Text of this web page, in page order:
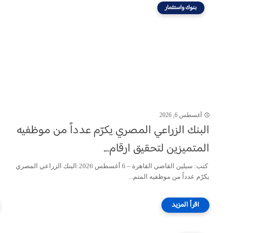
بنوك واستثمار
أغسطس 6, 2026
البنك الزراعي المصري يكرّم عدداً من موظفيه
المتميزين لتحقيق ارقام...
كتب: سيلين القاضي القاهرة – 6 أغسطس 2026:البنك الزراعي المصري
يكرّم عدداً من موظفيه المتم...